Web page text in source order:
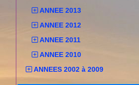
ANNEE 2013
ANNEE 2012
ANNEE 2011
ANNEE 2010
ANNEES 2002 à 2009